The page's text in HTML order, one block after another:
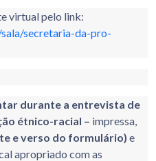
virtual pelo link:
secretaria-da-pro-
durante a entrevista de
étnico-racial – impressa,
e verso do formulário) e
apropriado com as